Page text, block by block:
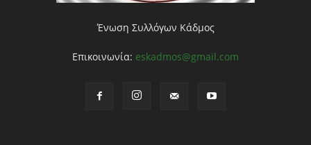
Ένωση Συλλόγων Κάδμος
Επικοινωνία: eskadmos@gmail.com